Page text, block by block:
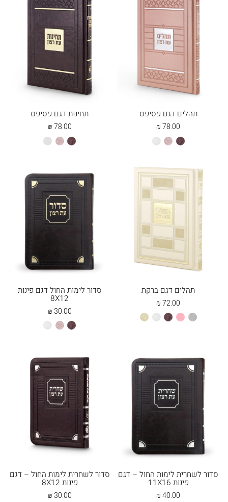
תהלים דגם פסיפס
78.00
₪
חום כספסף
לבן
תחינות דגם פסיפס
78.00
₪
חוםכספסף
לבן
תהלים דגם ברקת
72.00
₪
אפורורודחום לבן שמנת
סדור לימות החול דגם פינות
8X12
30.00
₪
חום כספסף
לבן
סדור לשחרית לימות החול – דגם
פינות 11X16
40.00
₪
סדור לשחרית לימות החול – דגם
פינות 8X12
30.00
₪